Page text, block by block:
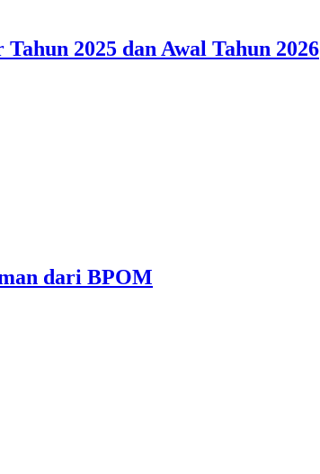
2025 dan Awal Tahun 2026
dari BPOM